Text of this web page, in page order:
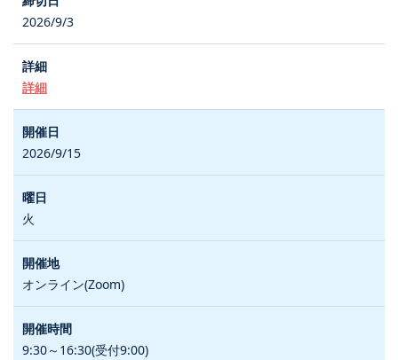
2026/9/3
詳細
2026/9/15
火
オンライン(Zoom)
9:30～16:30(受付9:00)